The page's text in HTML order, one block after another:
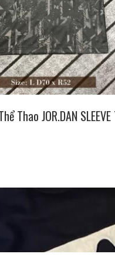
Thao JOR.DAN